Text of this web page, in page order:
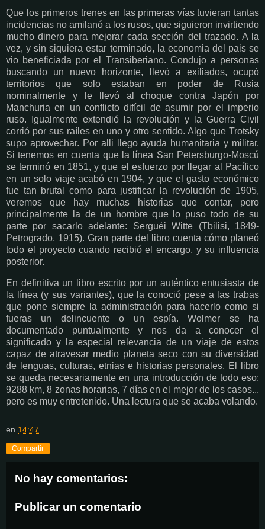
Que los primeros trenes en las primeras vías tuvieran tantas
incidencias no amilanó a los rusos, que siguieron invirtiendo
mucho dinero para mejorar cada sección del trazado. A la
vez, y sin siquiera estar terminado, la economia del pais se
vio beneficiada por el Transiberiano. Condujo a personas
buscando un nuevo horizonte, llevó a exiliados, ocupó
territorios que solo estaban en poder de Rusia
nominalmente y le llevó al choque contra Japón por
Manchuria en un conflicto difícil de asumir por el imperio
ruso. Igualmente extendió la revolución y la Guerra Civil
corrió por sus raíles en uno y otro sentido. Algo que Trotsky
supo aprovechar. Por alli llego ayuda humanitaria y militar.
Si tenemos en cuenta que la línea San Petersburgo-Moscú
se terminó en 1851, y que el esfuerzo por llegar al Pacífico
en un solo viaje acabó en 1904, y que el gasto económico
fue tan brutal como para justificar la revolución de 1905,
veremos que hay muchas historias que contar, pero
principalmente la de un hombre que lo puso todo de su
parte por sacarlo adelante: Serguéi Witte (Tbilisi, 1849-
Petrogrado, 1915). Gran parte del libro cuenta cómo planeó
todo el proyecto cuando recibió el encargo, y su influencia
posterior.
En definitiva un libro escrito por un auténtico entusiasta de
la línea (y sus variantes), que la conoció pese a las trabas
que pone siempre la administración para hacerlo como si
fueras un delincuente o un espía. Wolmer se ha
documentado puntualmente y nos da a conocer el
significado y la especial relevancia de un viaje de estos
capaz de atravesar medio planeta seco con su diversidad
de lenguas, culturas, etnias e historias personales. El libro
se queda necesariamente en una introducción de todo eso:
9288 km, 8 zonas horarias, 7 días en el mejor de los casos...
pero es muy entretenido. Una lectura que se acaba volando.
en 14:47
Compartir
No hay comentarios:
Publicar un comentario